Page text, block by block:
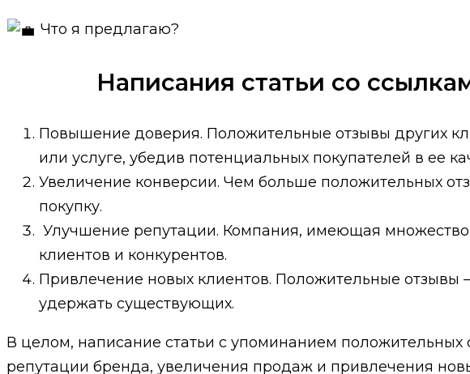
Что я предлагаю?
Написания статьи со
Повышение доверия. Положительные отзывы других
или услуге, убедив потенциальных покупателей в ее
Увеличение конверсии. Чем больше положительных
покупку.
Улучшение репутации. Компания, имеющая
клиентов и конкурентов.
Привлечение новых клиентов. Положительные отзывы
удержать существующих.
В целом, написание статьи с упоминанием положительных
репутации бренда, увеличения продаж и привлечения